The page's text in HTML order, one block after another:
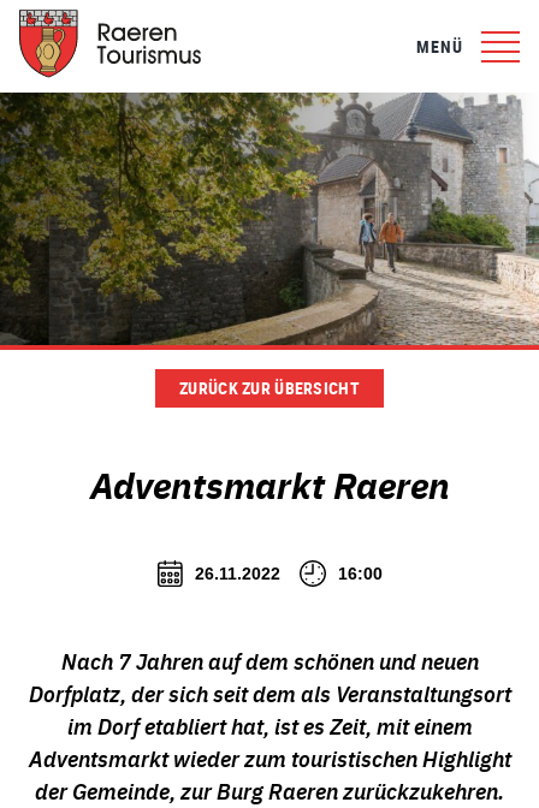
MENÜ
ZURÜCK ZUR ÜBERSICHT
Adventsmarkt Raeren
26.11.2022 16:00
Nach 7 Jahren auf dem schönen und neuen
Dorfplatz, der sich seit dem als Veranstaltungsort
im Dorf etabliert hat, ist es Zeit, mit einem
Adventsmarkt wieder zum touristischen Highlight
der Gemeinde, zur Burg Raeren zurückzukehren.